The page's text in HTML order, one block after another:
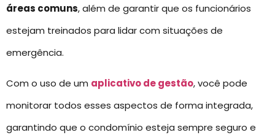
áreas comuns, além de garantir que os funcionários
estejam treinados para lidar com situações de
emergência.
Com o uso de um aplicativo de gestão, você pode
monitorar todos esses aspectos de forma integrada,
garantindo que o condomínio esteja sempre seguro e